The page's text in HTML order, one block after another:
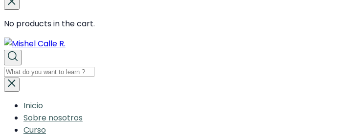
No products in the cart.
Inicio
Sobre nosotros
Curso